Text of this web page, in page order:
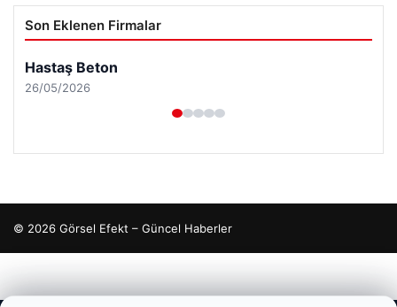
Son Eklenen Firmalar
Hastaş Beton
26/05/2026
© 2026 Görsel Efekt – Güncel Haberler